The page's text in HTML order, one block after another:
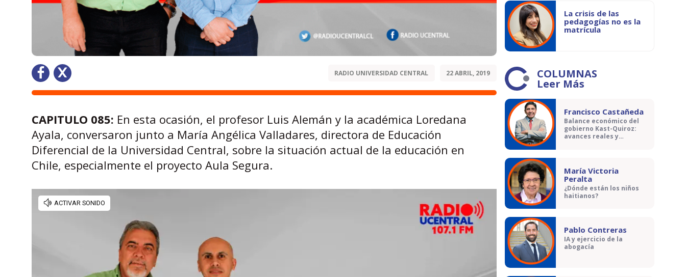
RADIO UNIVERSIDAD CENTRAL 22 ABRIL, 2019
CAPITULO 085: En esta ocasión, el profesor Luis Alemán y la académica Loredana
Ayala, conversaron junto a María Angélica Valladares, directora de Educación
Diferencial de la Universidad Central, sobre la situación actual de la educación en
Chile, especialmente el proyecto Aula Segura.
La crisis de las
pedagogías no es la
matrícula
COLUMNAS
Leer Más
Francisco Castañeda
Balance económico del
gobierno Kast-Quiroz:
avances reales y
María Victoria
Peralta
¿Dónde están los niños
haitianos?
Pablo Contreras
IA y ejercicio de la
abogacía